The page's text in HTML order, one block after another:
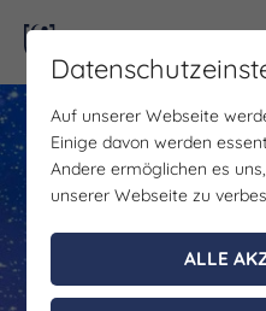
Auf unserer Webseite
Einige davon werden
Andere ermöglichen es
unserer Webseite zu
ALLE